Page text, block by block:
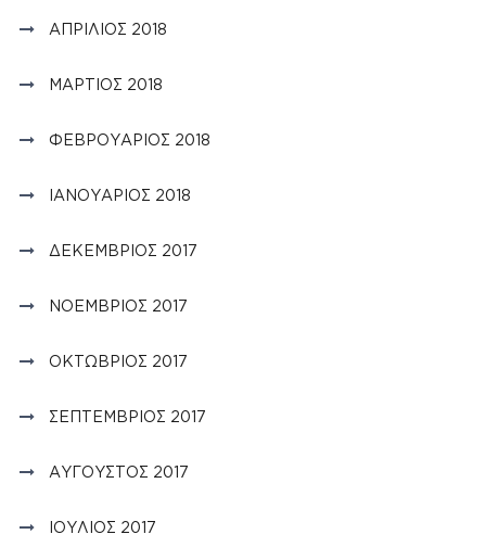
ΑΠΡΊΛΙΟΣ 2018
ΜΆΡΤΙΟΣ 2018
ΦΕΒΡΟΥΆΡΙΟΣ 2018
ΙΑΝΟΥΆΡΙΟΣ 2018
ΔΕΚΈΜΒΡΙΟΣ 2017
ΝΟΈΜΒΡΙΟΣ 2017
ΟΚΤΏΒΡΙΟΣ 2017
ΣΕΠΤΈΜΒΡΙΟΣ 2017
ΑΎΓΟΥΣΤΟΣ 2017
ΙΟΎΛΙΟΣ 2017